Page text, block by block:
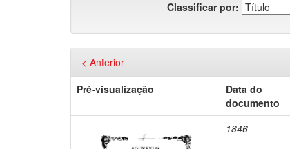
Classificar por:
< Anterior
Pré-visualização
Data do
documento
1846